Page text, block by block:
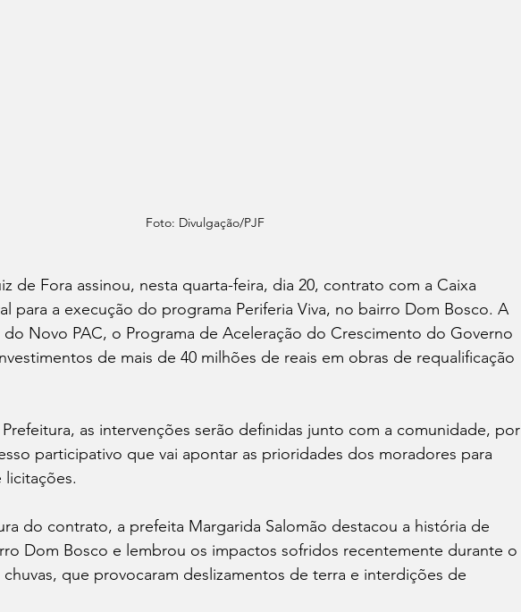
Foto: Divulgação/PJF
de Fora assinou, nesta quarta-feira, dia 20, contrato com a Caixa
para a execução do programa Periferia Viva, no bairro Dom Bosco. A
do Novo PAC, o Programa de Aceleração do Crescimento do Governo
de mais de 40 milhões de reais em obras de requalificação
as intervenções serão definidas junto com a comunidade, por
participativo que vai apontar as prioridades dos moradores para
do contrato, a prefeita Margarida Salomão destacou a história de
Dom Bosco e lembrou os impactos sofridos recentemente durante o
que provocaram deslizamentos de terra e interdições de